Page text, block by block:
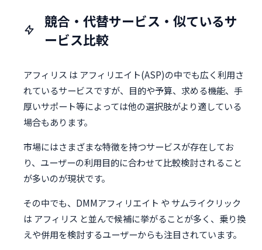
競合・代替サービス・似ているサ
ービス比較
アフィリス は アフィリエイト(ASP)の中でも広く利用さ
れているサービスですが、目的や予算、求める機能、手
厚いサポート等によっては他の選択肢がより適している
場合もあります。
市場にはさまざまな特徴を持つサービスが存在してお
り、ユーザーの利用目的に合わせて比較検討されること
が多いのが現状です。
その中でも、DMMアフィリエイト や サムライクリック
は アフィリス と並んで候補に挙がることが多く、乗り換
えや併用を検討するユーザーからも注目されています。